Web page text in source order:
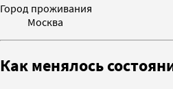
Город проживания
Москва
Как менялось